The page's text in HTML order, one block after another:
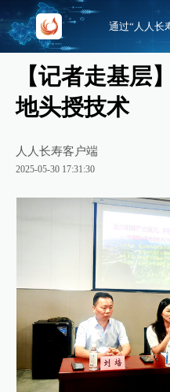
【记者走基层
地头授技术
人人长寿客户端
2025-05-30 17:31:30
通过“人人长